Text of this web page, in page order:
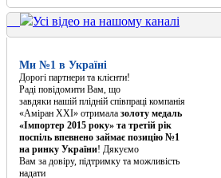
Усі відео на нашому каналі
Ми №1 в Україні
Дорогі партнери та клієнти!
Раді повідомити Вам, що
завдяки нашій плідній співпраці компанія
«Аміран XXI» отримала золоту медаль
«Імпортер 2015 року» та третій рік
поспіль впевнено займає позицію №1
на ринку України! Дякуємо
Вам за довіру, підтримку та можливість
надати